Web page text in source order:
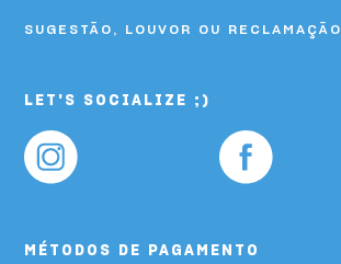
SUGESTÃO, LOUVOR OU RECLAMAÇÃO
LET'S SOCIALIZE ;)
MÉTODOS DE PAGAMENTO